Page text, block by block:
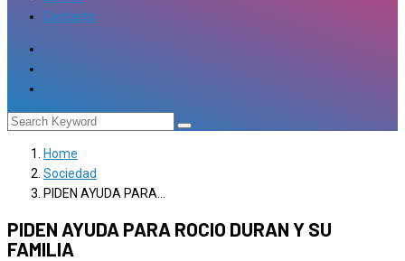
Contacto
Home
Sociedad
PIDEN AYUDA PARA…
PIDEN AYUDA PARA ROCIO DURAN Y SU
FAMILIA